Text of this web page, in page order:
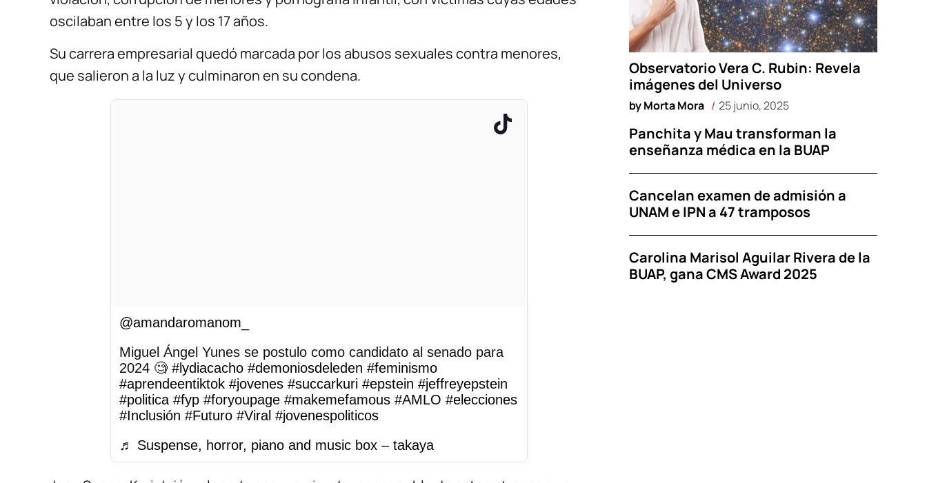
oscilaban entre los 5 y los 17 años.
Su carrera empresarial quedó marcada por los abusos sexuales contra menores,
que salieron a la luz y culminaron en su condena.
@amandaromanom_
Miguel Ángel Yunes se postulo como candidato al senado para
2024 🧐 #lydiacacho #demoniosdeleden #feminismo
#aprendeentiktok #jovenes #succarkuri #epstein #jeffreyepstein
#politica #fyp #foryoupage #makemefamous #AMLO #elecciones
#Inclusión #Futuro #Viral #jovenespoliticos
♬ Suspense, horror, piano and music box – takaya
Observatorio Vera C. Rubin: Revela
imágenes del Universo
byMorta Mora 25 junio, 2025
Panchita y Mau transforman la
enseñanza médica en la BUAP
Cancelan examen de admisión a
UNAM e IPN a 47 tramposos
Carolina Marisol Aguilar Rivera de la
BUAP, gana CMS Award 2025